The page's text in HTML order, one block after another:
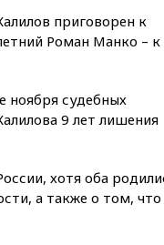
приговорен к
Роман Манко – к
судебных
9 лет лишения
хотя оба
а также о том,